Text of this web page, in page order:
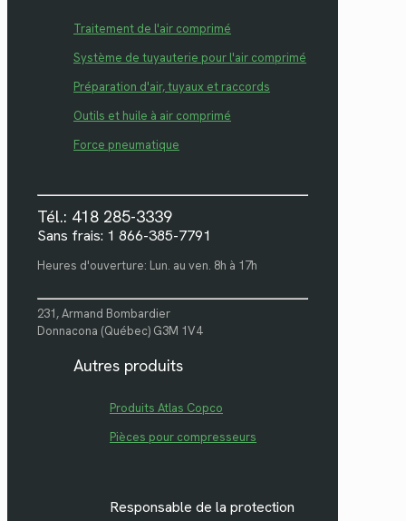
Traitement de l'air comprimé
Système de tuyauterie pour l'air comprimé
Préparation d'air, tuyaux et raccords
Outils et huile à air comprimé
Force pneumatique
Tél.: 418 285-3339
Sans frais: 1 866-385-7791
Heures d'ouverture: Lun. au ven. 8h à 17h
231, Armand Bombardier
Donnacona (Québec) G3M 1V4
Autres produits
Produits Atlas Copco
Pièces pour compresseurs
Responsable de la protection